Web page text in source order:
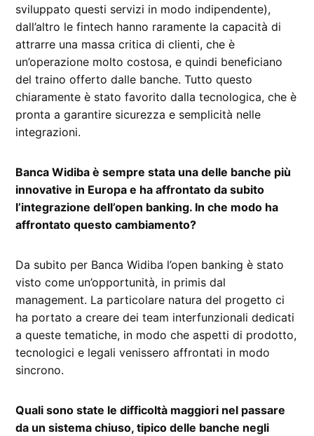
sviluppato questi servizi in modo indipendente),
dall’altro le fintech hanno raramente la capacità di
attrarre una massa critica di clienti, che è
un’operazione molto costosa, e quindi beneficiano
del traino offerto dalle banche. Tutto questo
chiaramente è stato favorito dalla tecnologica, che è
pronta a garantire sicurezza e semplicità nelle
integrazioni.
Banca Widiba è sempre stata una delle banche più
innovative in Europa e ha affrontato da subito
l’integrazione dell’open banking. In che modo ha
affrontato questo cambiamento?
Da subito per Banca Widiba l’open banking è stato
visto come un’opportunità, in primis dal
management. La particolare natura del progetto ci
ha portato a creare dei team interfunzionali dedicati
a queste tematiche, in modo che aspetti di prodotto,
tecnologici e legali venissero affrontati in modo
sincrono.
Quali sono state le difficoltà maggiori nel passare
da un sistema chiuso, tipico delle banche negli